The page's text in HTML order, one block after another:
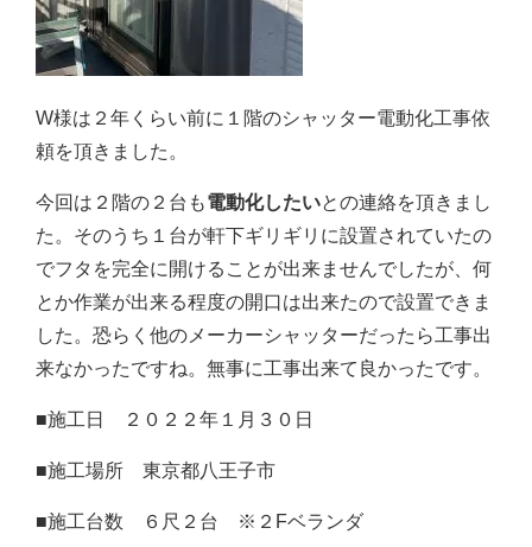
W様は２年くらい前に１階のシャッター電動化工事依
頼を頂きました。
今回は２階の２台も電動化したいとの連絡を頂きまし
た。そのうち１台が軒下ギリギリに設置されていたの
でフタを完全に開けることが出来ませんでしたが、何
とか作業が出来る程度の開口は出来たので設置できま
した。恐らく他のメーカーシャッターだったら工事出
来なかったですね。無事に工事出来て良かったです。
■施工日 ２０２２年１月３０日
■施工場所 東京都八王子市
■施工台数 ６尺２台 ※２Fベランダ